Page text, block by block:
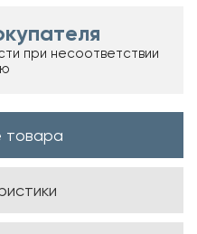
при несоответствии
товара